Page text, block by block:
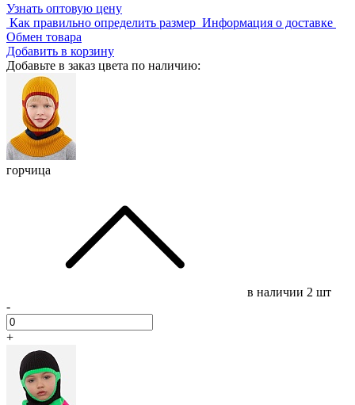
Узнать оптовую цену
Как правильно определить размер Информация о доставке
Обмен товара
Добавить в корзину
Добавьте в заказ цвета по наличию:
горчица
в наличии 2 шт
-
+